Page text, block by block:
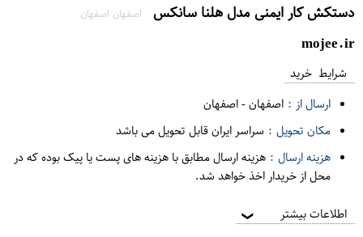
دستکش کار ایمنی مدل هلنا سانکس اصفهان اصفهان
mojee.ir
شرایط خرید
ارسال از : اصفهان-اصفهان
مکان تحویل : سراسر ایران قابل تحویل می باشد
هزینه ارسال : هزینه ارسال مطابق با هزینه های پست یا پیک بوده که در
محل از خریدار اخذ خواهد شد.
اطلاعات بیشتر ❯